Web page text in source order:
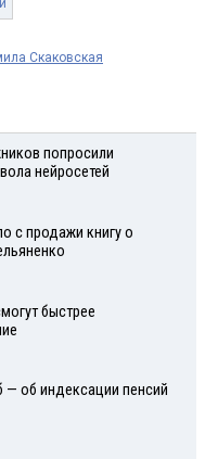
Скаковская
попросили
нейросетей
с продажи книгу о
быстрее
— об индексации пенсий